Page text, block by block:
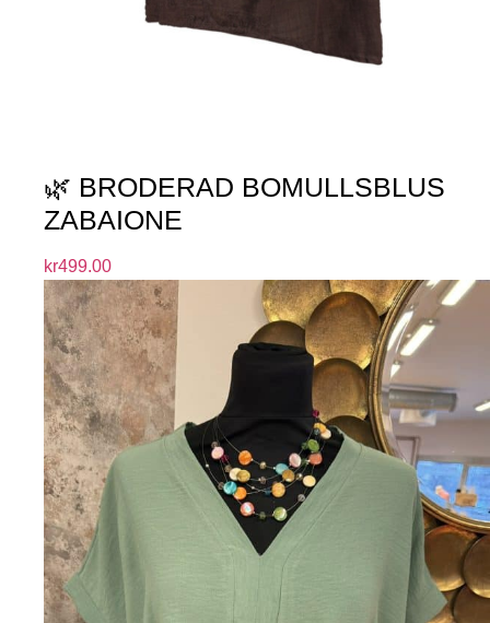
🌿 BRODERAD BOMULLSBLUS
ZABAIONE
kr499.00